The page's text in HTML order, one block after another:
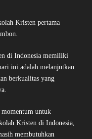
Kristen pertama
di Indonesia memiliki
ini adalah melanjutkan
berkualitas yang
untuk
Kristen di Indonesia,
membutuhkan